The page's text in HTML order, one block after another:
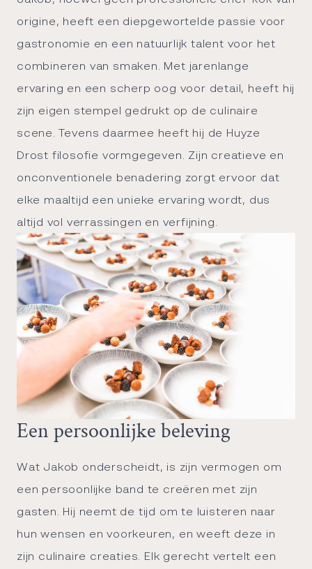
origine, heeft een diepgewortelde passie voor
gastronomie en een natuurlijk talent voor het
combineren van smaken. Met jarenlange
ervaring en een scherp oog voor detail, heeft hij
zijn eigen stempel gedrukt op de culinaire
scene . Tevens daarmee heeft hij de Huyze
Drost filosofie vormgegeven. Zijn creatieve en
onconventionele benadering zorgt ervoor dat
elke maaltijd een unieke ervaring wordt, dus
altijd vol verrassingen en verfijning.
Een persoonlijke beleving
Wat Jakob onderscheidt, is zijn vermogen om
een persoonlijke band te creëren met zijn
gasten. Hij neemt de tijd om te luisteren naar
hun wensen en voorkeuren, en weeft deze in
zijn culinaire creaties. Elk gerecht vertelt een